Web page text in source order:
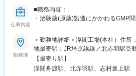
りますが、社内ローテーションの機
みでは、将来的な世代交代に間に合
材の高い専門性と経験を活用して育
バル監査体制の整備を進めていきま
ローバル体制の構築に興味があり活
す。
仕事内容
■職務内容：
・治験薬(原薬)製造にかかわるGMP
となる原薬を製造する業務、GMP・
連支援業務を担って頂きます。
治験薬の製造が主な業務となります
のプロジェクトベースでの連携業務
に応じ、既に上市されている製品を
勤務地
＜勤務地詳細＞浮間工場(本社）住所
地最寄駅：JR埼京線線／北赤羽駅受
更の範囲：会社の定める事業所（リ
【最寄り駅】
浮間舟渡駅、北赤羽駅、志村坂上駅